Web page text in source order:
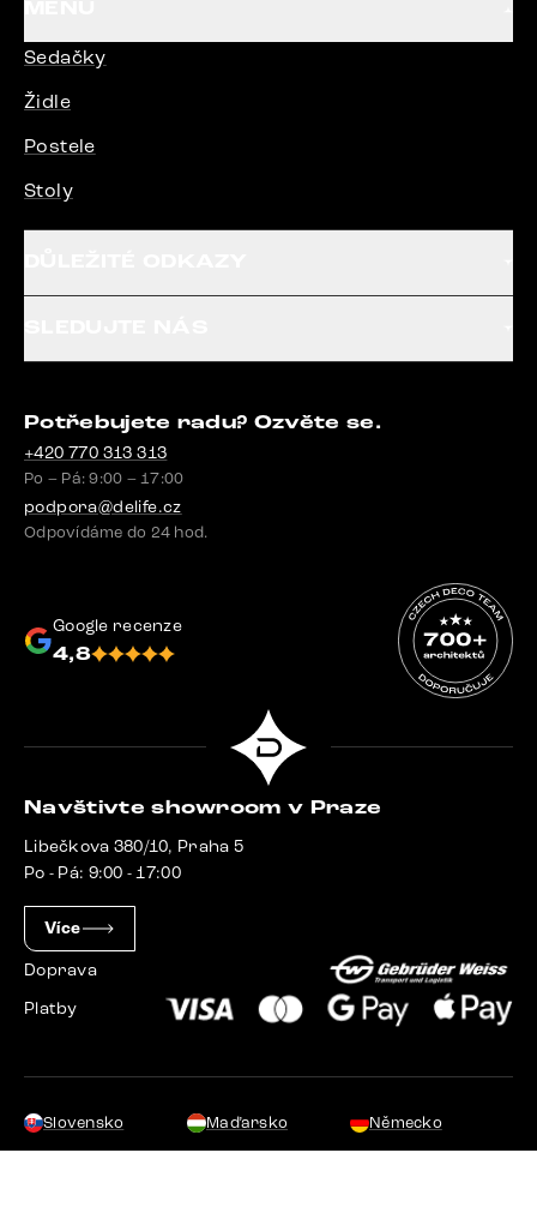
Sedačky
Židle
Postele
Stoly
Potřebujete radu? Ozvěte se.
+420 770 313 313
Po – Pá: 9:00 – 17:00
podpora@delife.cz
Odpovídáme do 24 hod.
Google recenze
4,8
Navštivte showroom v Praze
Libečkova 380/10, Praha 5
Po - Pá: 9:00 - 17:00
Více
Doprava
Platby
Slovensko Maďarsko Německo